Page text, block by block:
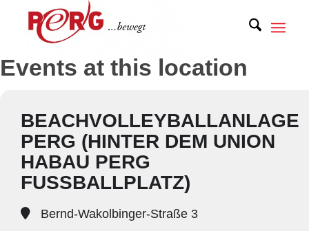
Events at this location
BEACHVOLLEYBALLANLAGE
PERG (HINTER DEM UNION
HABAU PERG
FUSSBALLPLATZ)
Bernd-Wakolbinger-Straße 3